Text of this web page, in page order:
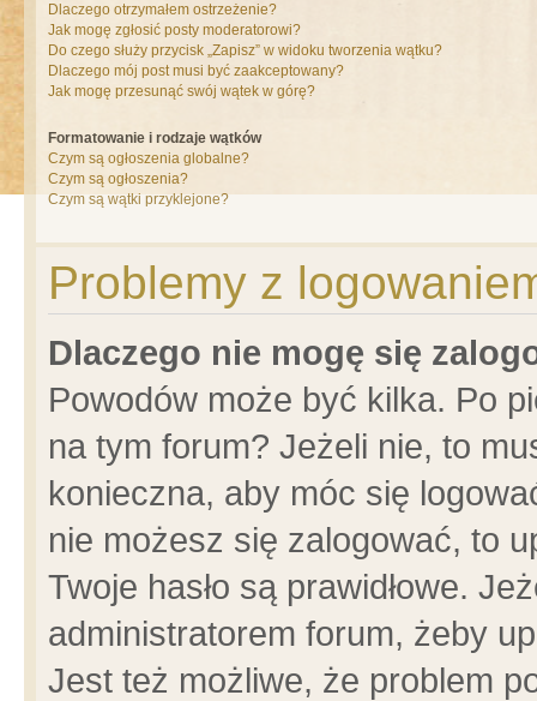
Dlaczego otrzymałem ostrzeżenie?
Jak mogę zgłosić posty moderatorowi?
Do czego służy przycisk „Zapisz” w widoku tworzenia wątku?
Dlaczego mój post musi być zaakceptowany?
Jak mogę przesunąć swój wątek w górę?
Formatowanie i rodzaje wątków
Czym są ogłoszenia globalne?
Czym są ogłoszenia?
Czym są wątki przyklejone?
Problemy z
Dlaczego nie mogę się
Powodów może być kilka. Po
na tym forum? Jeżeli nie, to
konieczna, aby móc się
nie możesz się zalogować, to
Twoje hasło są prawidłowe.
administratorem forum, żeby
Jest też możliwe, że problem